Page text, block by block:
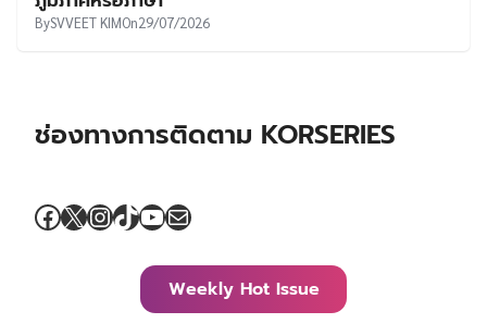
BySVVEET KIMOn29/07/2026
ช่องทางการติดตาม KORSERIES
Facebook
X Instagram
TikTok
YouTube
Mail
Weekly Hot Issue